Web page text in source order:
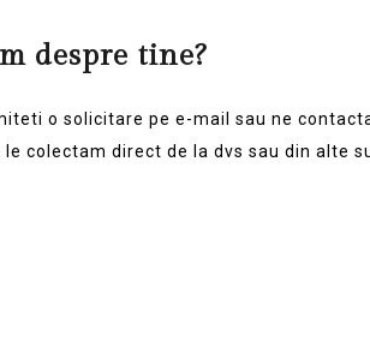
despre tine?
o solicitare pe e-mail sau ne
colectam direct de la dvs sau din alte